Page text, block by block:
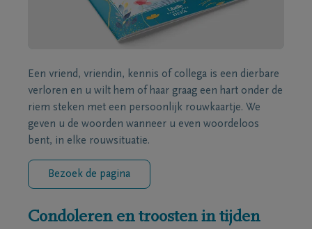
Een vriend, vriendin, kennis of collega is een dierbare
verloren en u wilt hem of haar graag een hart onder de
riem steken met een persoonlijk rouwkaartje. We
geven u de woorden wanneer u even woordeloos
bent, in elke rouwsituatie.
Bezoek de pagina
Condoleren en troosten in tijden